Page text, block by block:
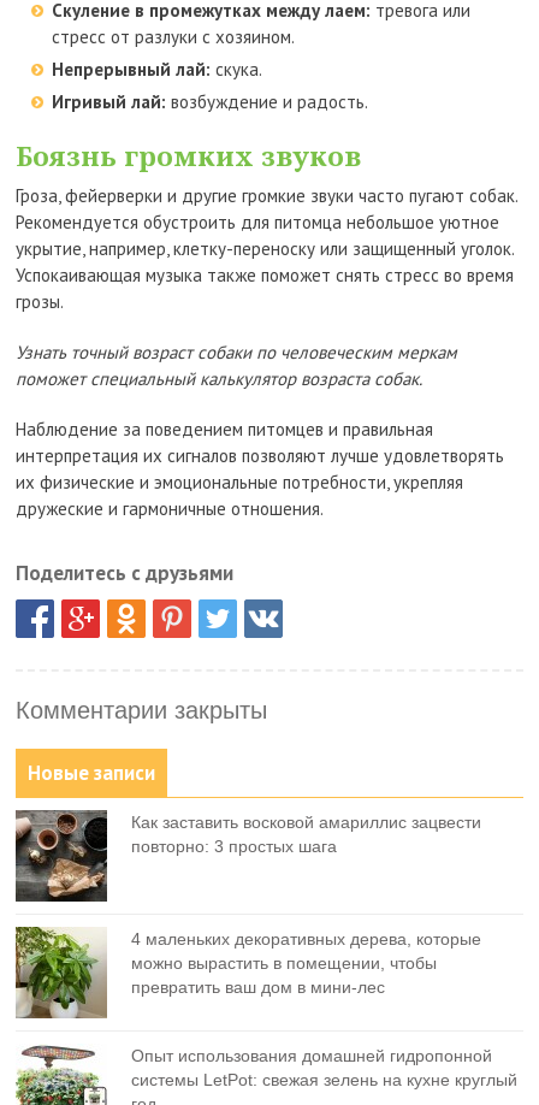
Скуление в промежутках между лаем: тревога или
стресс от разлуки с хозяином.
Непрерывный лай: скука.
Игривый лай: возбуждение и радость.
Боязнь громких звуков
Гроза, фейерверки и другие громкие звуки часто пугают собак.
Рекомендуется обустроить для питомца небольшое уютное
укрытие, например, клетку-переноску или защищенный уголок.
Успокаивающая музыка также поможет снять стресс во время
грозы.
Узнать точный возраст собаки по человеческим меркам
поможет специальный калькулятор возраста собак.
Наблюдение за поведением питомцев и правильная
интерпретация их сигналов позволяют лучше удовлетворять
их физические и эмоциональные потребности, укрепляя
дружеские и гармоничные отношения.
Поделитесь с друзьями
Комментарии закрыты
Новые записи
Как заставить восковой амариллис зацвести
повторно: 3 простых шага
4 маленьких декоративных дерева, которые
можно вырастить в помещении, чтобы
превратить ваш дом в мини-лес
Опыт использования домашней гидропонной
системы LetPot: свежая зелень на кухне круглый